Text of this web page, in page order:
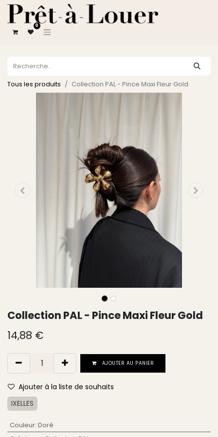
0
Tous les produits Collection PAL - Pince Maxi Fleur Gold
Collection PAL - Pince Maxi Fleur Gold
14,88 €
AJOUTER AU PANIER
Ajouter à la liste de souhaits
IXELLES
Couleur: Doré